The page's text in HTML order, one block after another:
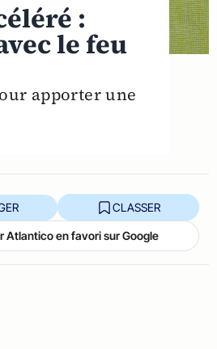
:
le feu
apporter une
CLASSER
Atlantico en favori sur Google